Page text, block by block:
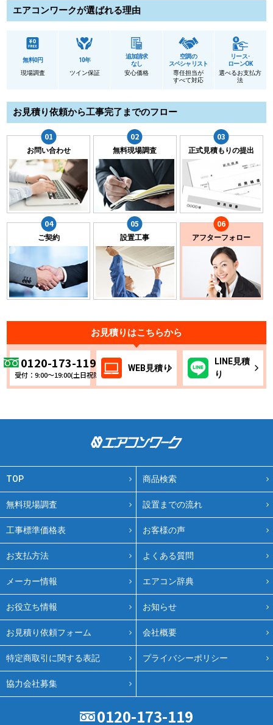
エアコンワークが選ばれる理由
無料0円
現場調査
10年
ツイン保証
追加請求
なし
安心価格
空調の
スペシャリスト
専任担当が
すべて対応
リース･
ローンOK
選べるお支払方
法
お見積り依頼から工事完了までのフロー
お問い合わせ 無料現場調査 正式見積もりの提出
ご契約 設置工事 アフターフォロー
お見積りはこちらから
0120-173-119
受付：9:00～19:00(土日祝除く)
WEB 見積り
LINE見積
り
TOP 商品検索
無料現場調査 設置までの流れ
工事標準価格表 お客様の声
お支払方法 よくある質問
メーカー情報 エアコン辞典
お役立ち情報 お知らせ
お見積り依頼フォーム 会社概要
特定商取引に関する表記 プライバシーポリシー
協力会社募集
0120-173-119